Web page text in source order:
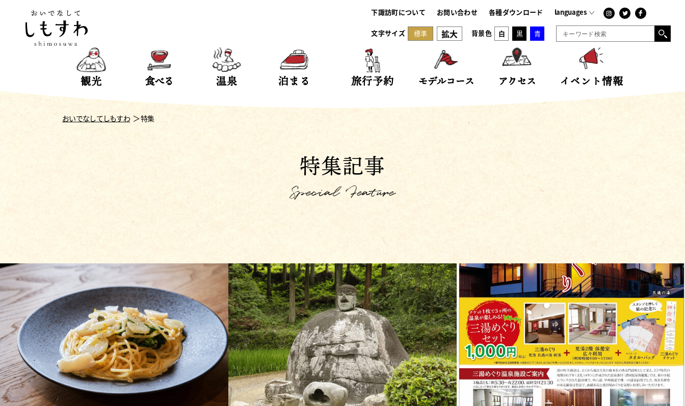
下諏訪町について お問い合わせ 各種ダウンロード languages
文字サイズ 標準 拡大 背景色 白 黒 青
観光 食べる 温泉 泊まる 旅行予約 モデルコース アクセス イベント情報
おいでなしてしもすわ 特集
特集記事
Special Feature